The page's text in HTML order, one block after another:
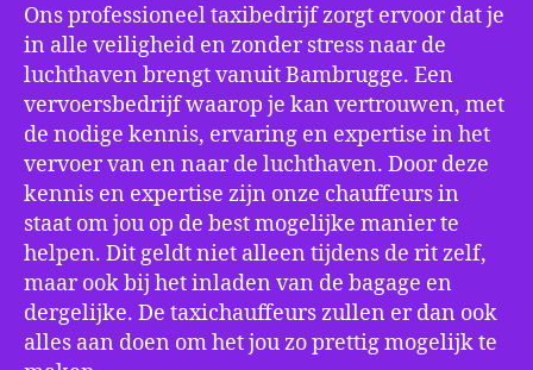
Ons professioneel taxibedrijf zorgt ervoor dat je
in alle veiligheid en zonder stress naar de
luchthaven brengt vanuit Bambrugge. Een
vervoersbedrijf waarop je kan vertrouwen, met
de nodige kennis, ervaring en expertise in het
vervoer van en naar de luchthaven. Door deze
kennis en expertise zijn onze chauffeurs in
staat om jou op de best mogelijke manier te
helpen. Dit geldt niet alleen tijdens de rit zelf,
maar ook bij het inladen van de bagage en
dergelijke. De taxichauffeurs zullen er dan ook
alles aan doen om het jou zo prettig mogelijk te